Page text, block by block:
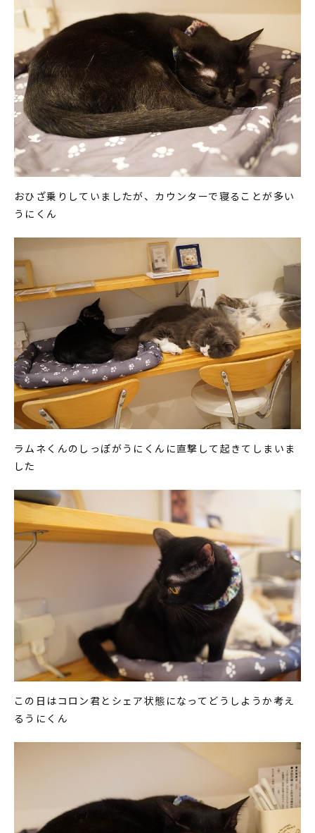
おひざ乗りしていましたが、カウンターで寝ることが多い
うにくん
ラムネくんのしっぽがうにくんに直撃して起きてしまいま
した
この日はコロン君とシェア状態になってどうしようか考え
るうにくん